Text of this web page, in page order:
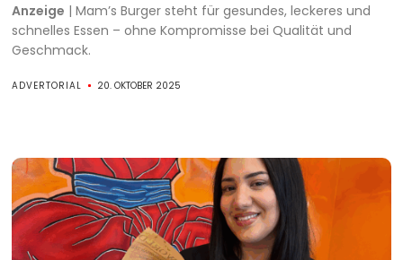
Anzeige | Mam’s Burger steht für gesundes, leckeres und
schnelles Essen – ohne Kompromisse bei Qualität und
Geschmack.
ADVERTORIAL 20. OKTOBER 2025